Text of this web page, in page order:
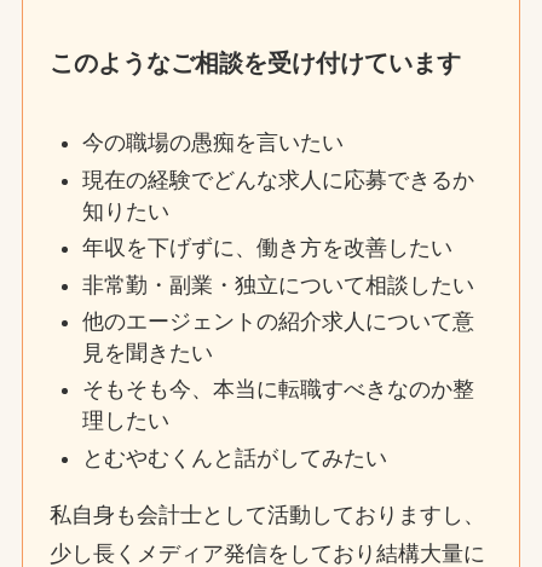
このようなご相談を受け付けています
今の職場の愚痴を言いたい
現在の経験でどんな求人に応募できるか
知りたい
年収を下げずに、働き方を改善したい
非常勤・副業・独立について相談したい
他のエージェントの紹介求人について意
見を聞きたい
そもそも今、本当に転職すべきなのか整
理したい
とむやむくんと話がしてみたい
私自身も会計士として活動しておりますし、
少し長くメディア発信をしており結構大量に